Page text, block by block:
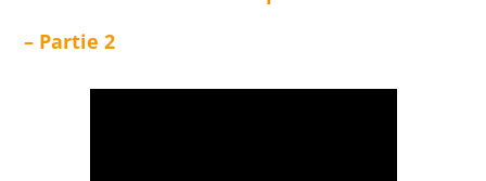
– Partie 2